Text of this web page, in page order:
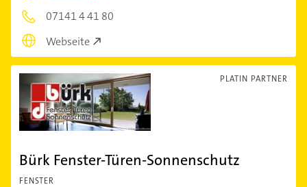
07141 4 41 80
Webseite
PLATIN PARTNER
Bürk Fenster-Türen-Sonnenschutz
FENSTER